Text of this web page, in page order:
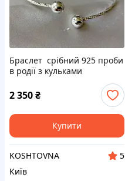
Браслет срібний 925 проби
в родії з кульками
2 350₴
Купити
KOSHTOVNA
5
Київ